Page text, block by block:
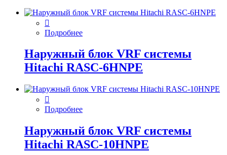
Подробнее
Наружный блок VRF системы
Hitachi RASC-6HNPE
Подробнее
Наружный блок VRF системы
Hitachi RASC-10HNPE